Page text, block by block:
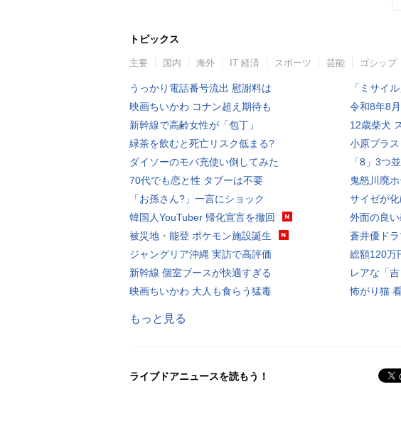
トピックス
主要 国内 海外 IT 経済 スポーツ 芸能 ゴシップ
うっかり電話番号流出 慰謝料は
映画ちいかわ コナン超え期待も
新幹線で高齢女性が「包丁」
緑茶を飲むと死亡リスク低まる?
ダイソーのモバ充使い倒してみた
70代でも恋と性 タブーは不要
「お孫さん?」一言にショック
韓国人YouTuber 帰化宣言を撤回
被災地・能登 ポケモン施設誕生
ジャングリア沖縄 実訪で高評価
新幹線 個室ブースが快適すぎる
映画ちいかわ 大人も食らう猛毒
「ミサイ
令和8年8
12歳柴犬
小原ブラ
「8」3つ
鬼怒川廃
サイゼが
外面の良
蒼井優ド
総額120万
レアな「
怖がり猫
もっと見る
ライブドアニュースを読もう！